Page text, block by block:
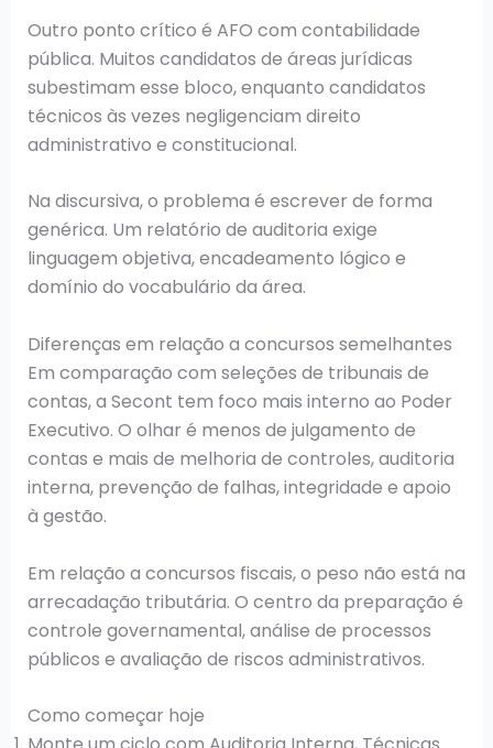
Outro ponto crítico é AFO com contabilidade
pública. Muitos candidatos de áreas jurídicas
subestimam esse bloco, enquanto candidatos
técnicos às vezes negligenciam direito
administrativo e constitucional.
Na discursiva, o problema é escrever de forma
genérica. Um relatório de auditoria exige
linguagem objetiva, encadeamento lógico e
domínio do vocabulário da área.
Diferenças em relação a concursos semelhantes
Em comparação com seleções de tribunais de
contas, a Secont tem foco mais interno ao Poder
Executivo. O olhar é menos de julgamento de
contas e mais de melhoria de controles, auditoria
interna, prevenção de falhas, integridade e apoio
à gestão.
Em relação a concursos fiscais, o peso não está na
arrecadação tributária. O centro da preparação é
controle governamental, análise de processos
públicos e avaliação de riscos administrativos.
Como começar hoje